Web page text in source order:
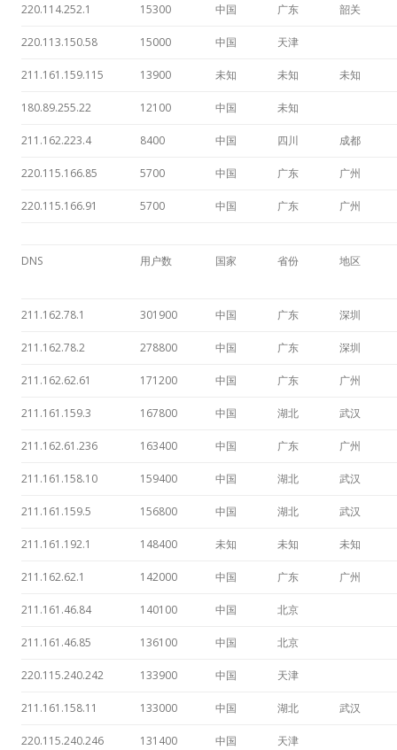
220.114.252.1 15300 中国 广东 韶关
220.113.150.58 15000 中国 天津
211.161.159.115 13900 未知 未知 未知
180.89.255.22 12100 中国 未知
211.162.223.4 8400 中国 四川 成都
220.115.166.85 5700 中国 广东 广州
220.115.166.91 5700 中国 广东 广州
DNS 用户数 国家 省份 地区
211.162.78.1 301900 中国 广东 深圳
211.162.78.2 278800 中国 广东 深圳
211.162.62.61 171200 中国 广东 广州
211.161.159.3 167800 中国 湖北 武汉
211.162.61.236 163400 中国 广东 广州
211.161.158.10 159400 中国 湖北 武汉
211.161.159.5 156800 中国 湖北 武汉
211.161.192.1 148400 未知 未知 未知
211.162.62.1 142000 中国 广东 广州
211.161.46.84 140100 中国 北京
211.161.46.85 136100 中国 北京
220.115.240.242 133900 中国 天津
211.161.158.11 133000 中国 湖北 武汉
220.115.240.246 131400 中国 天津